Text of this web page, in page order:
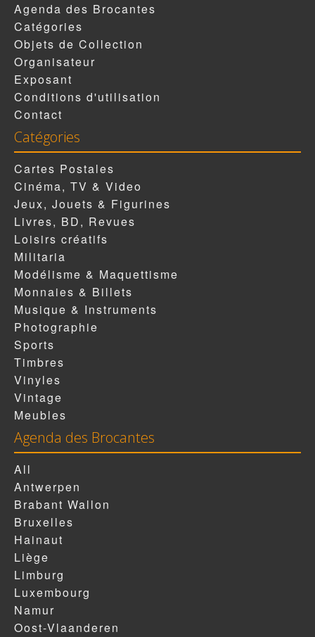
Agenda des Brocantes
Catégories
Objets de Collection
Organisateur
Exposant
Conditions d'utilisation
Contact
Catégories
Cartes Postales
Cinéma, TV & Video
Jeux, Jouets & Figurines
Livres, BD, Revues
Loisirs créatifs
Militaria
Modélisme & Maquettisme
Monnaies & Billets
Musique & Instruments
Photographie
Sports
Timbres
Vinyles
Vintage
Meubles
Agenda des Brocantes
All
Antwerpen
Brabant Wallon
Bruxelles
Hainaut
Liège
Limburg
Luxembourg
Namur
Oost-Vlaanderen